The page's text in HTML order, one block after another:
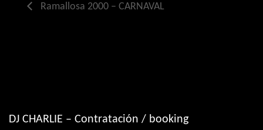
Ramallosa 2000 – CARNAVAL
DJ CHARLIE – Contratación / booking